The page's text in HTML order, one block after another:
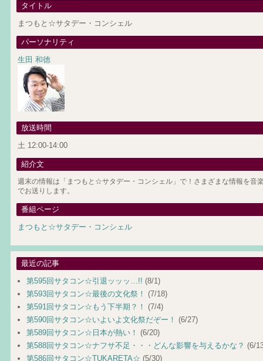
タイトル
まつもと☆サタデー・コンシェル
パーソナリティ
生田 和徳
放送時間
土 12:00-14:00
紹介文
週末の情報は「まつもと☆サタデー・コンシェル」で！さまざまな情報を音
でお送りします。
番組ページ
まつもと☆サタデー・コンシェル
最近の記事
第595回サタコン☆引退ッッッ…!! (8/1)
第593回サタコン☆最後の文化祭！ (7/18)
第591回サタコン☆もう下半期？！ (7/4)
第590回サタコン☆いよいよ文化祭だぞー！ (6/27)
第589回サタコン☆日本が熱い！ (6/20)
第588回サタコン☆ナフサ不足・・・どんな影響を与えるかな？ (6/
第586回サタコン☆TUKARETA☆ (5/30)